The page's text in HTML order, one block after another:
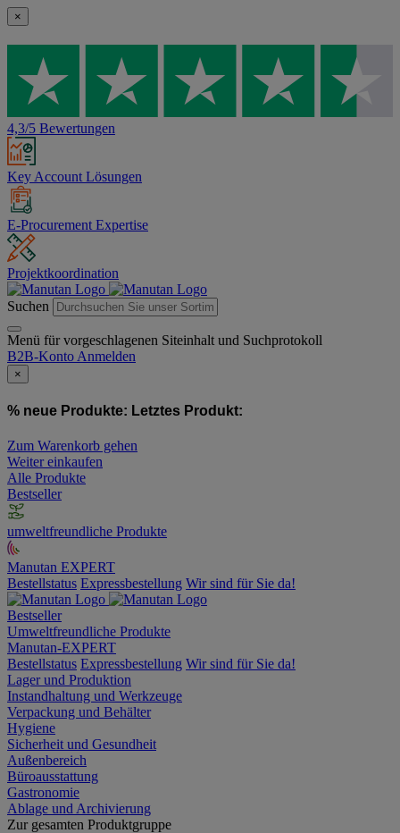
×
4,3/5 Bewertungen
Key Account Lösungen
E-Procurement Expertise
Projektkoordination
Suchen
Menü für vorgeschlagenen Siteinhalt und Suchprotokoll
B2B-Konto Anmelden
×
% neue Produkte: Letztes Produkt:
Zum Warenkorb gehen
Weiter einkaufen
Alle Produkte
Bestseller
umweltfreundliche Produkte
Manutan EXPERT
Bestellstatus Expressbestellung Wir sind für Sie da!
Bestseller
Umweltfreundliche Produkte
Manutan-EXPERT
Bestellstatus Expressbestellung Wir sind für Sie da!
Lager und Produktion
Instandhaltung und Werkzeuge
Verpackung und Behälter
Hygiene
Sicherheit und Gesundheit
Außenbereich
Büroausstattung
Gastronomie
Ablage und Archivierung
Zur gesamten Produktgruppe